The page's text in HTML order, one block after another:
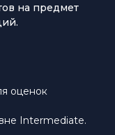
на предмет
оценок
Intermediate.